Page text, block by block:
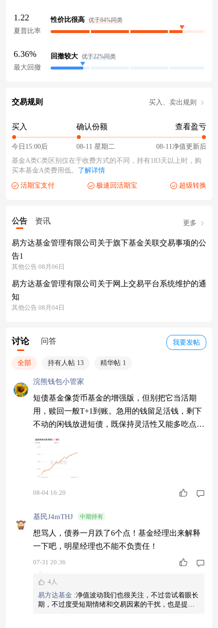
1.22
夏普比率
性价比很高 优于84%同类
6.36%
最大回撤
回撤较大 优于22%同类
交易规则 买入、卖出规则
买入
今日15:00后
确认份额
08-11 星期二
查看盈亏
08-11净值更新后
基金A类C类区别仅在于收费方式的不同，持有183天以上时，购
买本基金A类费用低。 了解详情
活期宝支付 极速回活期宝 超级转换
公告 资讯 更多
易方达基金管理有限公司关于旗下基金关联交易事项的公
告1
其他公告 08月06日
易方达基金管理有限公司关于网上交易平台系统维护的通
知
其他公告 08月04日
我要发帖
讨论 问答
全部 持有人帖 13 精华帖 1
浣熊钱包小管家
短债基金像货币基金的增强版，但别把它当活期
用，赎回一般T+1到账。急用的钱留足活钱，剩下
不动的闲钱放进短债，既保持灵活性又能多吃点票
息
08-04 16:20
基民J4mTHJ 中期持有
想骂人，债券一月跌了6个点！基金经理出来解释
一下吧，明星经理也不能不负责任！
07-31 20:36
4人
易方达基金 :净值波动我们也很关注，不过尝试着眼长
期，不过度受短期情绪和交易因素的干扰，也是提升